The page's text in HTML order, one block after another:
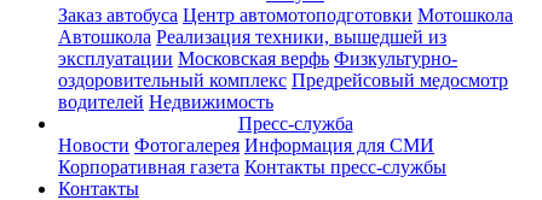
Заказ автобуса Центр автомотоподготовки Мотошкола
Автошкола Реализация техники, вышедшей из
эксплуатации Московская верфь Физкультурно-
оздоровительный комплекс Предрейсовый медосмотр
водителей Недвижимость
Пресс-служба
Новости Фотогалерея Информация для СМИ
Корпоративная газета Контакты пресс-службы
Контакты